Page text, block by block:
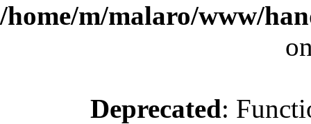
/home/m/malaro/www/
Deprecated: